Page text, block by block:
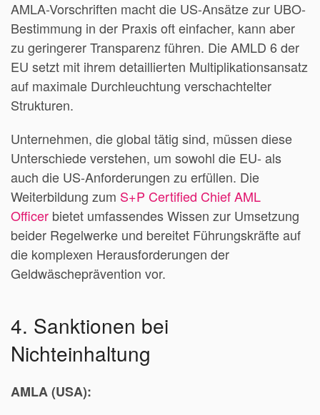
AMLA-Vorschriften macht die US-Ansätze zur UBO-
Bestimmung in der Praxis oft einfacher, kann aber
zu geringerer Transparenz führen. Die AMLD 6 der
EU setzt mit ihrem detaillierten Multiplikationsansatz
auf maximale Durchleuchtung verschachtelter
Strukturen.
Unternehmen, die global tätig sind, müssen diese
Unterschiede verstehen, um sowohl die EU- als
auch die US-Anforderungen zu erfüllen. Die
Weiterbildung zum S+P Certified Chief AML
Officer bietet umfassendes Wissen zur Umsetzung
beider Regelwerke und bereitet Führungskräfte auf
die komplexen Herausforderungen der
Geldwäscheprävention vor.
4. Sanktionen bei
Nichteinhaltung
AMLA (USA):